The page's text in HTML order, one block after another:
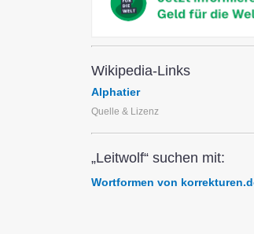
Wikipedia-Links
Alphatier
Quelle & Lizenz
„Leitwolf“ suchen mit:
Wortformen von